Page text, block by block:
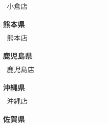
小倉店
熊本県
熊本店
鹿児島県
鹿児島店
沖縄県
沖縄店
佐賀県